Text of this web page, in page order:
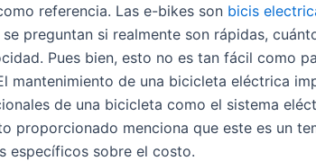
referencia. Las e-bikes son bicis
preguntan si realmente son rápidas,
Pues bien, esto no es tan fácil como
mantenimiento de una bicicleta eléctrica
de una bicicleta como el sistema
proporcionado menciona que este es un
específicos sobre el costo.